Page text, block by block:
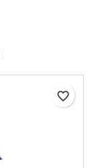
favorite_border